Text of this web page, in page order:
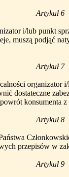
Artykuł 6
i/lub punkt
muszą podjąć
Artykuł 7
organizator
dostateczne
konsumenta
Artykuł 8
przepisów w
Artykuł 9